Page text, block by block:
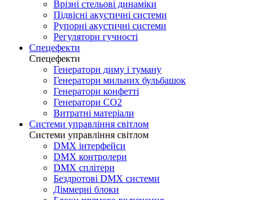
Врізні стельові динаміки
Підвісні акустичні системи
Рупорні акустичні системи
Регулятори гучності
Спецефекти
Спецефекти
Генератори диму і туману
Генератори мильних бульбашок
Генератори конфетті
Генератори CO2
Витратні матеріали
Системи управління світлом
Системи управління світлом
DMX інтерфейси
DMX контролери
DMX сплітери
Бездротові DMX системи
Діммерні блоки